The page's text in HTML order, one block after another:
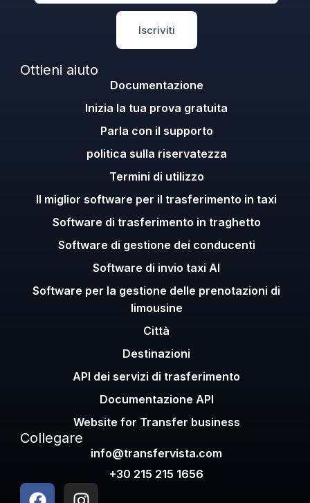
Iscriviti
Ottieni aiuto
Documentazione
Inizia la tua prova gratuita
Parla con il supporto
politica sulla riservatezza
Termini di utilizzo
Il miglior software per il trasferimento in taxi
Software di trasferimento in traghetto
Software di gestione dei conducenti
Software di invio taxi AI
Software per la gestione delle prenotazioni di
limousine
Città
Destinazioni
API dei servizi di trasferimento
Documentazione API
Website for Transfer business
Collegare
info@transfervista.com
+30 215 215 1656